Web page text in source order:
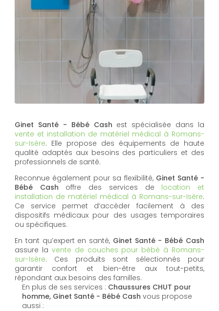
Ginet Santé - Bébé Cash est spécialisée dans la
vente et installation de matériel médical à Romans-
sur-Isère. Elle propose des équipements de haute
qualité adaptés aux besoins des particuliers et des
professionnels de santé.
Reconnue également pour sa flexibilité, Ginet Santé -
Bébé Cash offre des services de location et
installation de matériel médical à Romans-sur-Isère.
Ce service permet d’accéder facilement à des
dispositifs médicaux pour des usages temporaires
ou spécifiques.
En tant qu’expert en santé, Ginet Santé - Bébé Cash
assure la vente de couches pour bébé à Romans-
sur-Isère. Ces produits sont sélectionnés pour
garantir confort et bien-être aux tout-petits,
répondant aux besoins des familles.
En plus de ses services : Chaussures CHUT pour
homme, Ginet Santé - Bébé Cash vous propose
aussi :